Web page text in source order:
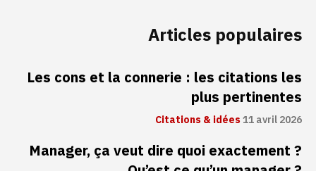
Articles populaires
Les cons et la connerie : les citations les
plus pertinentes
Citations & idées11 avril 2026
Manager, ça veut dire quoi exactement ?